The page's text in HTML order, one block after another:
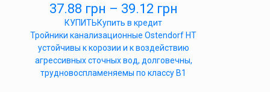
37.88 грн – 39.12 грн
КУПИТЬКупить в кредит
Тройники канализационные Ostendorf HT
устойчивы к корозии и к воздействию
агрессивных сточных вод, долговечны,
трудновоспламеняемы по классу B1